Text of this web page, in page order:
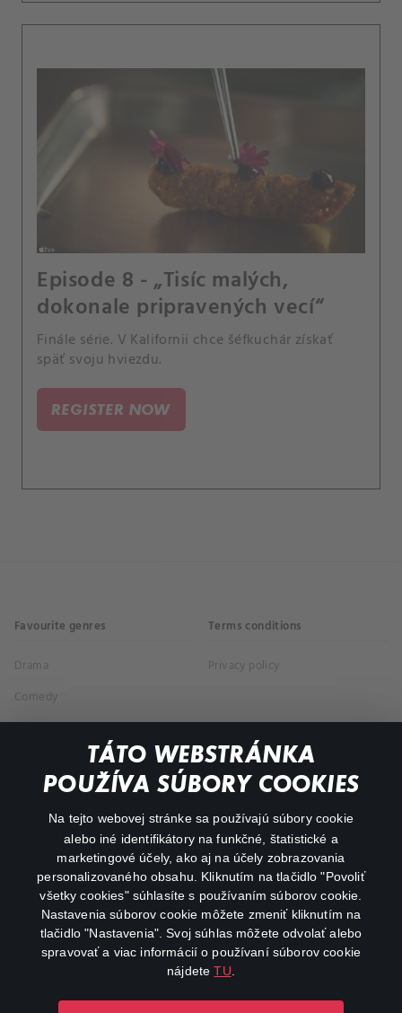
TÁTO WEBSTRÁNKA
POUŽÍVA SÚBORY COOKIES
Na tejto webovej stránke sa používajú súbory cookie
alebo iné identifikátory na funkčné, štatistické a
marketingové účely, ako aj na účely zobrazovania
personalizovaného obsahu. Kliknutím na tlačidlo "Povoliť
všetky cookies" súhlasíte s používaním súborov cookie.
Nastavenia súborov cookie môžete zmeniť kliknutím na
tlačidlo "Nastavenia". Svoj súhlas môžete odvolať alebo
spravovať a viac informácií o používaní súborov cookie
nájdeteTU
Episode 8 - „Tisíc malých,
dokonale pripravených vecí“
Finále série. V Kalifornii chce šéfkuchár získať
späť svoju hviezdu.
REGISTER NOW
Favourite genres
Drama
Comedy
Terms conditions
Privacy policy
My profile
Important links